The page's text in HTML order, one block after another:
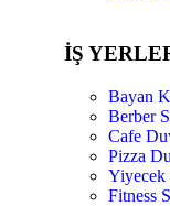
İŞ
Bayan
Berber
Cafe
Pizza
Yiyecek
Fitness